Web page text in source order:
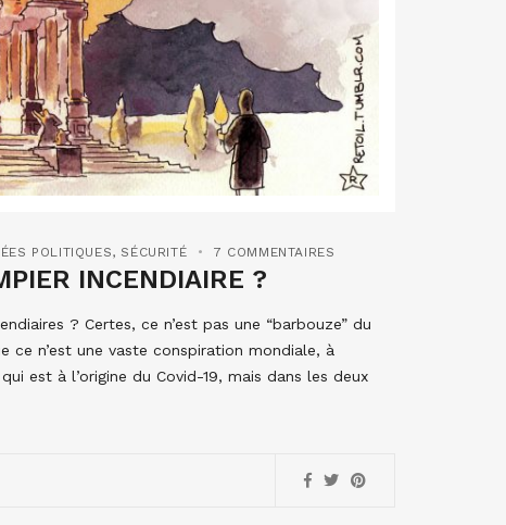
POLITIQUES, SÉCURITÉ 7 COMMENTAIRES
INCENDIAIRE ?
? Certes, ce n’est pas une “barbouze” du
n’est une vaste conspiration mondiale, à
est à l’origine du Covid-19, mais dans les deux